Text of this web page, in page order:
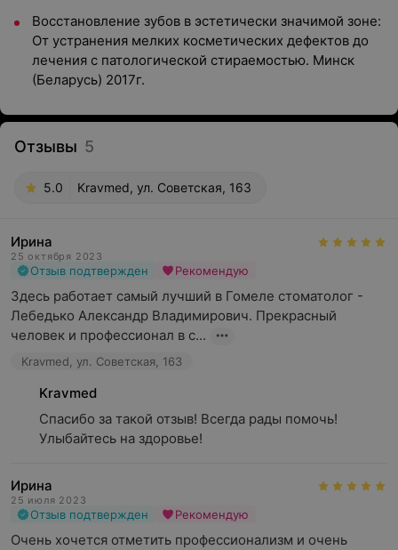
Восстановление зубов в эстетически значимой зоне:
От устранения мелких косметических дефектов до
лечения с патологической стираемостью. Минск
(Беларусь) 2017г.
Отзывы 5
5.0 Kravmed, ул. Советская, 163
Ирина
25 октября 2023
Отзыв подтвержден Рекомендую
Здесь работает самый лучший в Гомеле стоматолог -
Лебедько Александр Владимирович. Прекрасный
человек и профессионал в с...
Kravmed, ул. Советская, 163
Kravmed
Спасибо за такой отзыв! Всегда рады помочь!
Улыбайтесь на здоровье!
Ирина
25 июля 2023
Отзыв подтвержден Рекомендую
Очень хочется отметить профессионализм и очень